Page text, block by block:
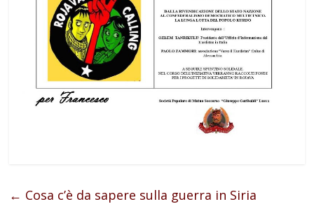
← Cosa c’è da sapere sulla guerra in Siria